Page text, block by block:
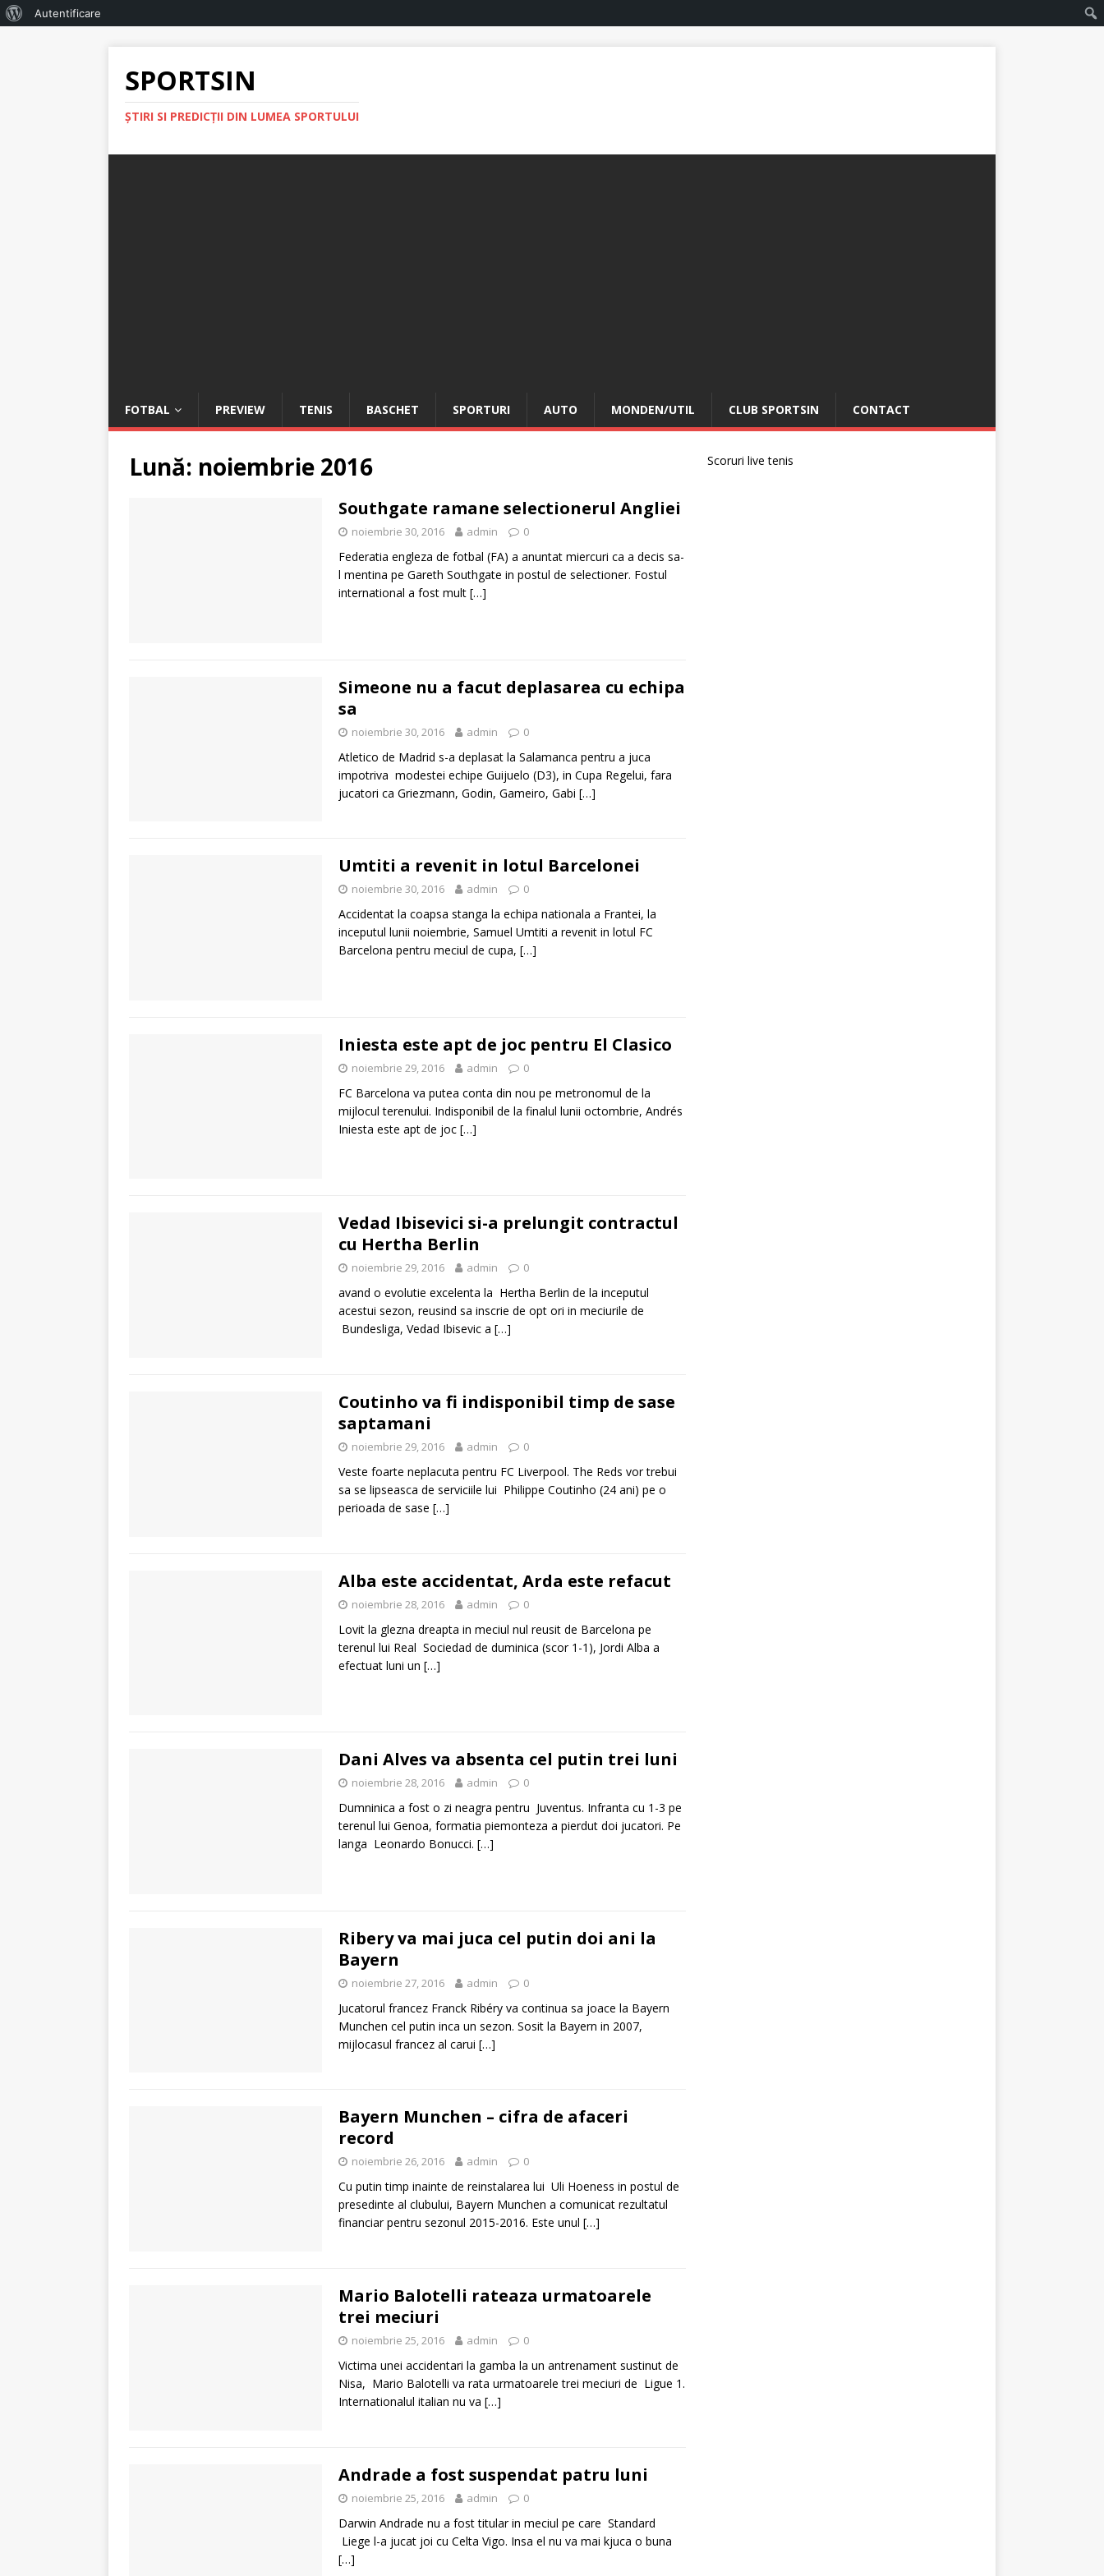
Autentificare
SPORTSIN
ŞTIRI SI PREDICŢII DIN LUMEA SPORTULUI
FOTBAL PREVIEW TENIS BASCHET SPORTURI AUTO MONDEN/UTIL CLUB SPORTSIN CONTACT
Lună: noiembrie 2016
Southgate ramane selectionerul Angliei
noiembrie 30, 2016 admin 0
Federatia engleza de fotbal (FA) a anuntat miercuri ca a decis sa-
l mentina pe Gareth Southgate in postul de selectioner. Fostul
international a fost mult […]
Simeone nu a facut deplasarea cu echipa
sa
noiembrie 30, 2016 admin 0
Atletico de Madrid s-a deplasat la Salamanca pentru a juca
impotriva modestei echipe Guijuelo (D3), in Cupa Regelui, fara
jucatori ca Griezmann, Godin, Gameiro, Gabi […]
Umtiti a revenit in lotul Barcelonei
noiembrie 30, 2016 admin 0
Accidentat la coapsa stanga la echipa nationala a Frantei, la
inceputul lunii noiembrie, Samuel Umtiti a revenit in lotul FC
Barcelona pentru meciul de cupa, […]
Iniesta este apt de joc pentru El Clasico
noiembrie 29, 2016 admin 0
FC Barcelona va putea conta din nou pe metronomul de la
mijlocul terenului. Indisponibil de la finalul lunii octombrie, Andrés
Iniesta este apt de joc […]
Vedad Ibisevici si-a prelungit contractul
cu Hertha Berlin
noiembrie 29, 2016 admin 0
avand o evolutie excelenta la Hertha Berlin de la inceputul
acestui sezon, reusind sa inscrie de opt ori in meciurile de
Bundesliga, Vedad Ibisevic a […]
Coutinho va fi indisponibil timp de sase
saptamani
noiembrie 29, 2016 admin 0
Veste foarte neplacuta pentru FC Liverpool. The Reds vor trebui
sa se lipseasca de serviciile lui Philippe Coutinho (24 ani) pe o
perioada de sase […]
Alba este accidentat, Arda este refacut
noiembrie 28, 2016 admin 0
Lovit la glezna dreapta in meciul nul reusit de Barcelona pe
terenul lui Real Sociedad de duminica (scor 1-1), Jordi Alba a
efectuat luni un […]
Dani Alves va absenta cel putin trei luni
noiembrie 28, 2016 admin 0
Dumninica a fost o zi neagra pentru Juventus. Infranta cu 1-3 pe
terenul lui Genoa, formatia piemonteza a pierdut doi jucatori. Pe
langa Leonardo Bonucci. […]
Ribery va mai juca cel putin doi ani la
Bayern
noiembrie 27, 2016 admin 0
Jucatorul francez Franck Ribéry va continua sa joace la Bayern
Munchen cel putin inca un sezon. Sosit la Bayern in 2007,
mijlocasul francez al carui […]
Bayern Munchen – cifra de afaceri
record
noiembrie 26, 2016 admin 0
Cu putin timp inainte de reinstalarea lui Uli Hoeness in postul de
presedinte al clubului, Bayern Munchen a comunicat rezultatul
financiar pentru sezonul 2015-2016. Este unul […]
Mario Balotelli rateaza urmatoarele
trei meciuri
noiembrie 25, 2016 admin 0
Victima unei accidentari la gamba la un antrenament sustinut de
Nisa, Mario Balotelli va rata urmatoarele trei meciuri de Ligue 1.
Internationalul italian nu va […]
Andrade a fost suspendat patru luni
noiembrie 25, 2016 admin 0
Darwin Andrade nu a fost titular in meciul pe care Standard
Liege l-a jucat joi cu Celta Vigo. Insa el nu va mai kjuca o buna
[…]
Scoruri live tenis